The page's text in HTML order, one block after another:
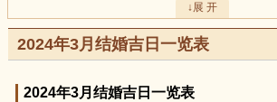
吉日: 安葬
祭祀
结婚 开工
订婚
破土
↓展 开
2024年3月结婚吉日一览表
2024年3月结婚吉日一览表